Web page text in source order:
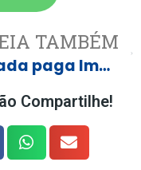
TAMBÉM
Mesada paga Imposto de Renda ou precisa ser declarada? Receita desmente fake news
Compartilhe!